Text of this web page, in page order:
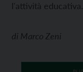
l'attività educativa.
di Marco Zeni